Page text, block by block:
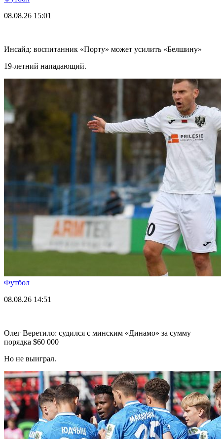
08.08.26 15:01
Инсайд: воспитанник «Порту» может усилить «Белшину»
19-летний нападающий.
Футбол
08.08.26 14:51
Олег Веретило: судился с минским «Динамо» за сумму
порядка $60 000
Но не выиграл.